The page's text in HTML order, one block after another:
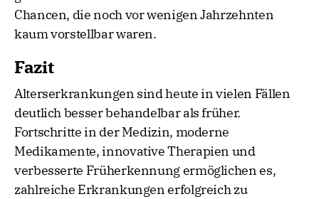
Chancen, die noch vor wenigen Jahrzehnten
kaum vorstellbar waren.
Fazit
Alterserkrankungen sind heute in vielen Fällen
deutlich besser behandelbar als früher.
Fortschritte in der Medizin, moderne
Medikamente, innovative Therapien und
verbesserte Früherkennung ermöglichen es,
zahlreiche Erkrankungen erfolgreich zu